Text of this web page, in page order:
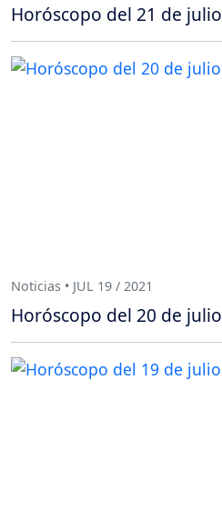
Horóscopo del 21 de julio
Noticias • JUL 19 / 2021
Horóscopo del 20 de julio